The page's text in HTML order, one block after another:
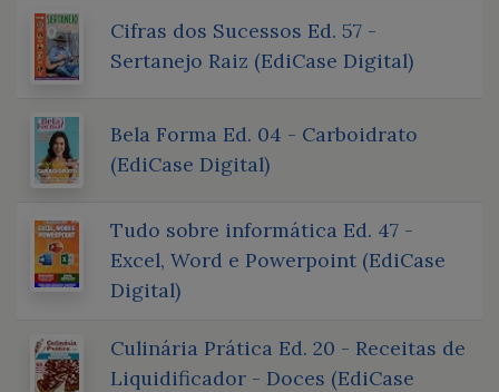
Cifras dos Sucessos Ed. 57 -
Sertanejo Raiz (EdiCase Digital)
Bela Forma Ed. 04 - Carboidrato
(EdiCase Digital)
Tudo sobre informática Ed. 47 -
Excel, Word e Powerpoint (EdiCase
Digital)
Culinária Prática Ed. 20 - Receitas de
Liquidificador - Doces (EdiCase